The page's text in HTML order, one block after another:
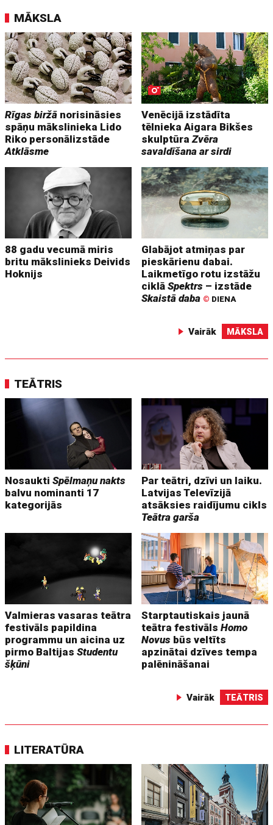
MĀKSLA
Rīgas biržā norisināsies
spāņu mākslinieka Lido
Riko personālizstāde
Atklāsme
Venēcijā izstādīta
tēlnieka Aigara Bikšes
skulptūraZvēra
savaldīšana ar sirdi
88 gadu vecumā miris
britu mākslinieks Deivids
Hoknijs
Glabājot atmiņas par
pieskārienu dabai.
Laikmetīgo rotu izstāžu
ciklāSpektrs – izstāde
Skaistā daba © DIENA
Vairāk MĀKSLA
TEĀTRIS
NosauktiSpēlmaņu nakts
balvu nominanti 17
kategorijās
Par teātri, dzīvi un laiku.
Latvijas Televīzijā
atsāksies raidījumu cikls
Teātra garša
Valmieras vasaras teātra
festivāls papildina
programmu un aicina uz
pirmo BaltijasStudentu
šķūni
Starptautiskais jaunā
teātra festivālsHomo
Novus būs veltīts
apzinātai dzīves tempa
palēnināšanai
Vairāk TEĀTRIS
LITERATŪRA